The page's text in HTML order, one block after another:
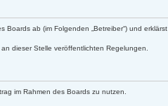
Boards ab (im Folgenden „Betreiber“) und
dieser Stelle veröffentlichten Regelungen.
im Rahmen des Boards zu nutzen.